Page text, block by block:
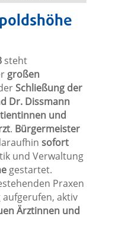
steht
großen
Schließung der
Dr. Dissmann
und
. Bürgermeister
sofort
und Verwaltung
gestartet.
Praxen
aktiv
Ärztinnen und